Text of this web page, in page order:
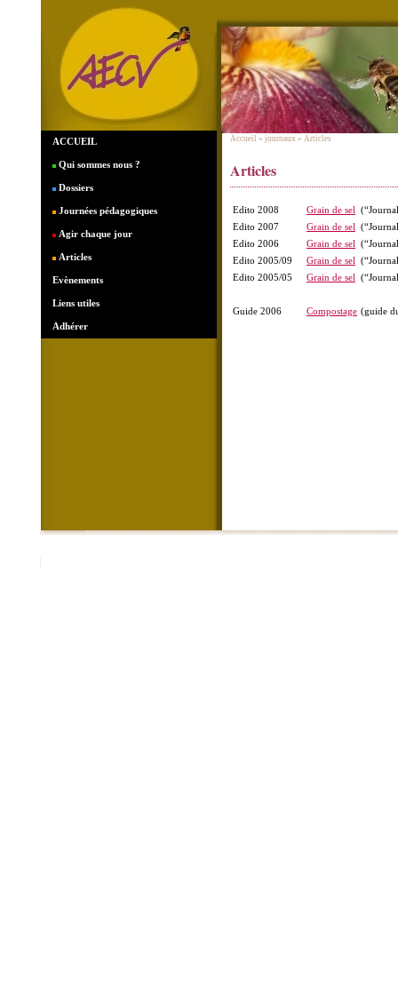
ACCUEIL
Qui sommes nous ?
Dossiers
Journées pédagogiques
Agir chaque jour
Articles
Evènements
Liens utiles
Adhérer
Accueil » journaux » Articles
Articles
Edito 2008 Grain de sel
Edito 2007
Grain de sel
Edito 2006
Grain de sel
Edito 2005/09
Grain de sel
Edito 2005/05
Grain de sel
Guide 2006 Compostage (guide